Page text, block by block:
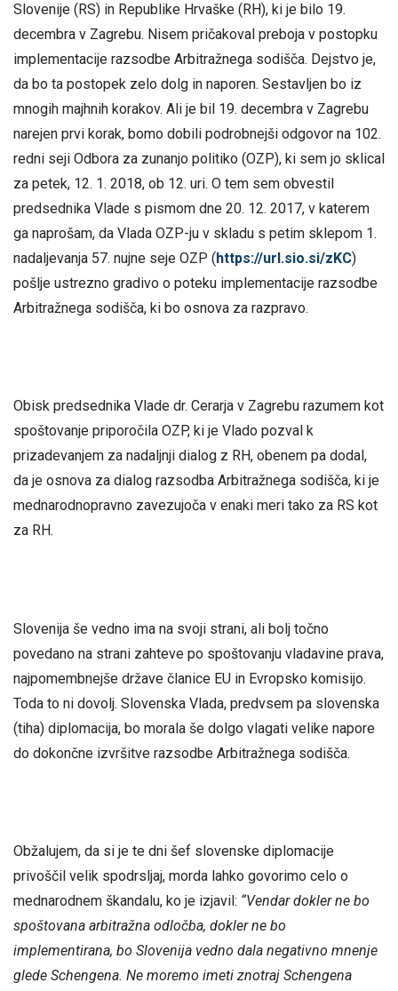
Slovenije (RS) in Republike Hrvaške (RH), ki je bilo 19.
decembra v Zagrebu. Nisem pričakoval preboja v postopku
implementacije razsodbe Arbitražnega sodišča. Dejstvo je,
da bo ta postopek zelo dolg in naporen. Sestavljen bo iz
mnogih majhnih korakov. Ali je bil 19. decembra v Zagrebu
narejen prvi korak, bomo dobili podrobnejši odgovor na 102.
redni seji Odbora za zunanjo politiko (OZP), ki sem jo sklical
za petek, 12. 1. 2018, ob 12. uri. O tem sem obvestil
predsednika Vlade s pismom dne 20. 12. 2017, v katerem
ga naprošam, da Vlada OZP-ju v skladu s petim sklepom 1.
nadaljevanja 57. nujne seje OZP (https://url.sio.si/zKC)
pošlje ustrezno gradivo o poteku implementacije razsodbe
Arbitražnega sodišča, ki bo osnova za razpravo.
Obisk predsednika Vlade dr. Cerarja v Zagrebu razumem kot
spoštovanje priporočila OZP, ki je Vlado pozval k
prizadevanjem za nadaljnji dialog z RH, obenem pa dodal,
da je osnova za dialog razsodba Arbitražnega sodišča, ki je
mednarodnopravno zavezujoča v enaki meri tako za RS kot
za RH.
Slovenija še vedno ima na svoji strani, ali bolj točno
povedano na strani zahteve po spoštovanju vladavine prava,
najpomembnejše države članice EU in Evropsko komisijo.
Toda to ni dovolj. Slovenska Vlada, predvsem pa slovenska
(tiha) diplomacija, bo morala še dolgo vlagati velike napore
do dokončne izvršitve razsodbe Arbitražnega sodišča.
Obžalujem, da si je te dni šef slovenske diplomacije
privoščil velik spodrsljaj, morda lahko govorimo celo o
mednarodnem škandalu, ko je izjavil: “Vendar dokler ne bo
spoštovana arbitražna odločba, dokler ne bo
implementirana, bo Slovenija vedno dala negativno mnenje
glede Schengena. Ne moremo imeti znotraj Schengena